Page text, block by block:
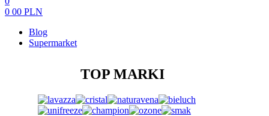
0 00 PLN
Blog
Supermarket
TOP MARKI